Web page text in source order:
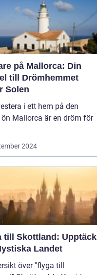
på Mallorca: Din
till Drömhemmet
Solen
i ett hem på den
Mallorca är en dröm för
2024
till Skottland: Upptäck
Landet
över "flyga till